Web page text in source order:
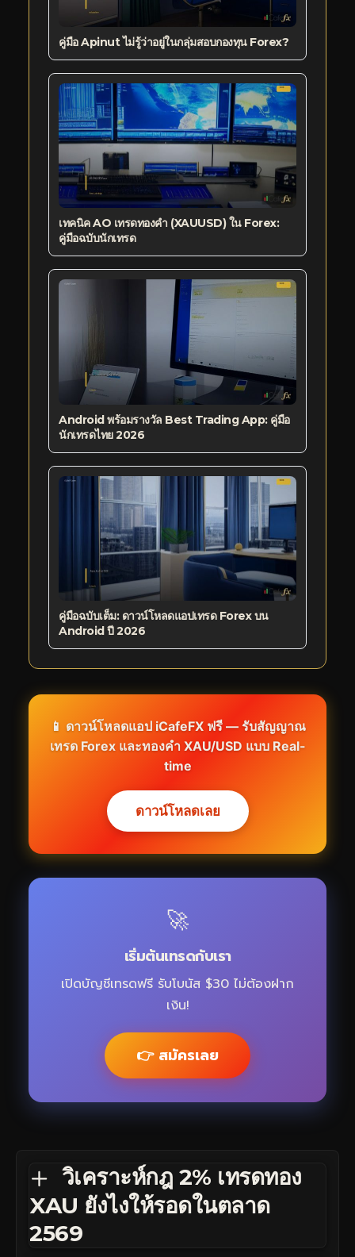
คู่มือ Apinut ไม่รู้ว่าอยู่ในกลุ่มสอบกองทุน Forex?
เทคนิค AO เทรดทองคำ (XAUUSD) ใน Forex:
คู่มือฉบับนักเทรด
Android พร้อมรางวัล Best Trading App: คู่มือ
นักเทรดไทย 2026
คู่มือฉบับเต็ม: ดาวน์โหลดแอปเทรด Forex บน
Android ปี 2026
📱 ดาวน์โหลดแอป iCafeFX ฟรี — รับสัญญาณ
เทรด Forex และทองคำ XAU/USD แบบ Real-
time
ดาวน์โหลดเลย
🚀
เริ่มต้นเทรดกับเรา
เปิดบัญชีเทรดฟรี รับโบนัส $30 ไม่ต้องฝาก
เงิน!
👉 สมัครเลย
วิเคราะห์กฎ 2% เทรดทอง
XAU ยังไงให้รอดในตลาด
2569